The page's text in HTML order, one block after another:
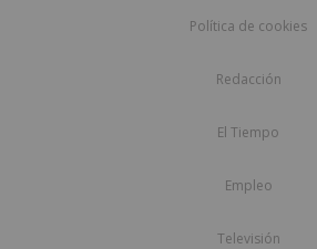
Política de cookies
Redacción
El Tiempo
Empleo
Televisión